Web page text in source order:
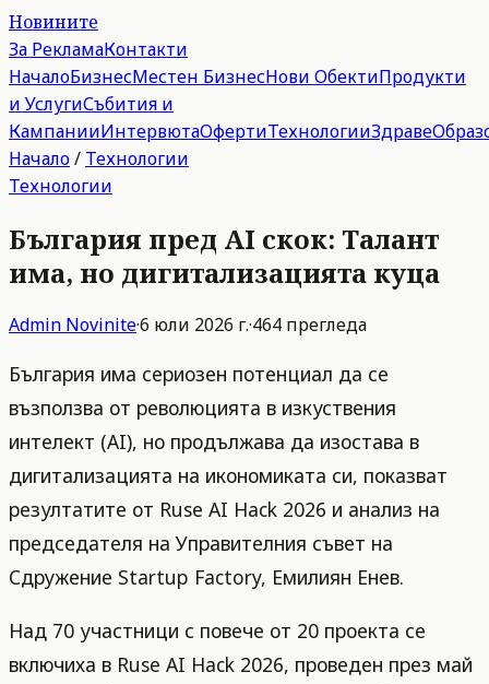
Новините
За РекламаКонтакти
НачалоБизнесМестен БизнесНови ОбектиПродукти
и УслугиСъбития и
КампанииИнтервютаОфертиТехнологииЗдраве
Начало/ Технологии
Технологии
България пред AI скок: Талант
има, но дигитализацията куца
Admin Novinite·6 юли 2026 г.·464 прегледа
България има сериозен потенциал да се
възползва от революцията в изкуствения
интелект (AI), но продължава да изостава в
дигитализацията на икономиката си, показват
резултатите от Ruse AI Hack 2026 и анализ на
председателя на Управителния съвет на
Сдружение Startup Factory, Емилиян Енев.
Над 70 участници с повече от 20 проекта се
включиха в Ruse AI Hack 2026, проведен през май